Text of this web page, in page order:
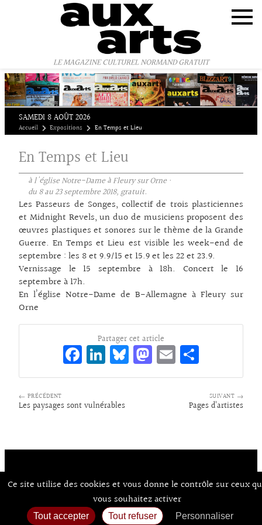
LE MAGAZINE CULTUREL NORMAND GRATUIT
SAMEDI 8 AOÛT 2026
Accueil Expositions En Temps et Lieu
En Temps et Lieu
à l'église Notre-Dame à Fleury sur Orne ·
du 8 au 23 septembre 2018, gratuit.
Les Passeurs de Songes, collectif de trois plasticiennes
et Midnight Revels, un duo de musiciens proposent des
œuvres plastiques et sonores sur le thème de la Grande
Guerre. En Temps et Lieu est visible les week-end de
septembre : les 8 et 9.9/15 et 15.9 et les 22 et 23.9.
Vernissage le 15 septembre à 18h. Concert le 16
septembre à 17h.
En l’église Notre-Dame de B-Allemagne à Fleury sur
Orne
Partager cet article
Fa
ce
o
Li
n
dI
Bl
ue
M
as
n
E
m rt
ag
er
← PRÉCÉDENT
Les paysages sont vulnérables
SUIVANT →
Pages d’artistes
Contact
À Propos d’Aux Arts
Mentions Légales / CGU
Consentements
Panneau de gestion des cookies
Ce site utilise des cookies et vous donne le contrôle sur ceux
vous souhaitez activer
Tout accepter Tout refuser Personnaliser